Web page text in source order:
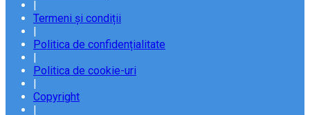
Termeni și condiții
Politica de confidențialitate
Politica de cookie-uri
Copyright